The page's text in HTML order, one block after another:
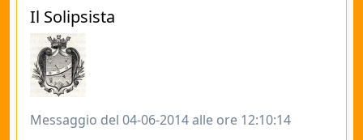
Il Solipsista
Messaggio del 04-06-2014 alle ore 12:10:14